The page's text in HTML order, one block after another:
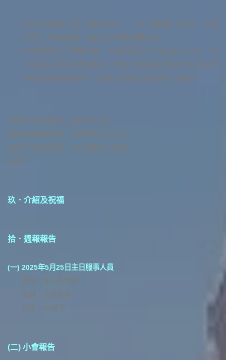
哥林多後書９章７節這樣說：「各人要隨心所願，不要
為難，不要勉強，因為上帝愛樂捐的人。」
奉獻時除了現場奉獻，直播畫面上也有QR Code，請
大家掃入後有相關資訊；週報中及教會官網中也有提供
教會奉獻相關資訊，也請大家點入後使用，謝謝。
我將生命獻給祢－聖詩382首
我將金錢獻給祢，使用遵照主旨意；
我的才智獻給祢，成主器皿心樂意。
阿們！
玖．介紹及祝福
拾．週報報告
(一) 2025年5月25日主日服事人員
講道：陳小恩傳道
值月：小哥長老
司會：RJ執事
(二) 小會報告